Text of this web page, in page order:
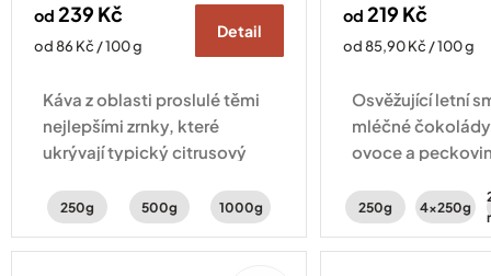
od 239 Kč
Měrná
od 86 Kč / 100 g
Detail
Káva z oblasti proslulé těmi
nejlepšími zrnky, které
ukrývají typický citrusový
peckovin a karamelu.
250g 500g 1000g
od 219 Kč
Měrná
od 85,90 Kč / 100 g
Osvěžující letní
mléčné
ovoce a
250g 4x250g